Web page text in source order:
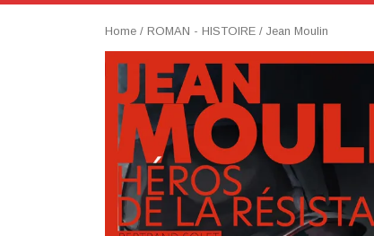
Home / ROMAN - HISTOIRE / Jean Moulin